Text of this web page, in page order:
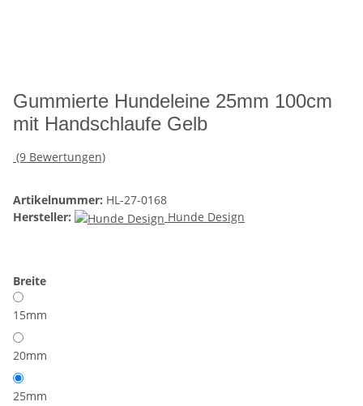
Gummierte Hundeleine 25mm 100cm
mit Handschlaufe Gelb
(9 Bewertungen)
Artikelnummer: HL-27-0168
Hersteller:
Hunde Design
Breite
15mm
20mm
25mm